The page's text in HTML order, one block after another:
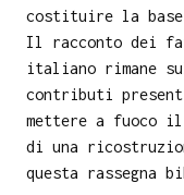
costituire la base
Il racconto dei
italiano rimane
contributi
mettere a fuoco
di una
questa rassegna